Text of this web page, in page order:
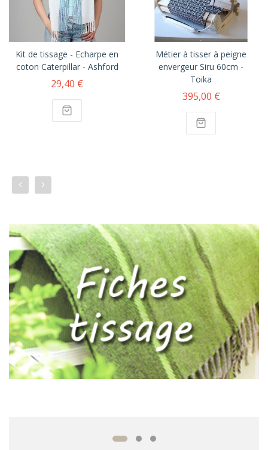
Kit de tissage - Echarpe en
coton Caterpillar - Ashford
29,40 €
Métier à tisser à peigne
envergeur Siru 60cm -
Toika
395,00 €